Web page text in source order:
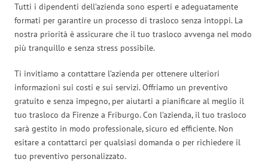
Tutti i dipendenti dell’azienda sono esperti e adeguatamente
formati per garantire un processo di trasloco senza intoppi. La
nostra priorità è assicurare che il tuo trasloco avvenga nel modo
più tranquillo e senza stress possibile.
Ti invitiamo a contattare l’azienda per ottenere ulteriori
informazioni sui costi e sui servizi. Offriamo un preventivo
gratuito e senza impegno, per aiutarti a pianificare al meglio il
tuo trasloco da Firenze a Friburgo. Con l’azienda, il tuo trasloco
sarà gestito in modo professionale, sicuro ed efficiente. Non
esitare a contattarci per qualsiasi domanda o per richiedere il
tuo preventivo personalizzato.